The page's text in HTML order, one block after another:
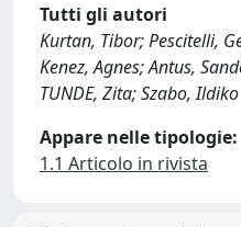
Tutti gli autori
Kurtan, Tibor; Pescitelli,
Kenez, Agnes; Antus,
TUNDE, Zita; Szabo, Ildiko
Appare nelle tipologie:
1.1 Articolo in rivista